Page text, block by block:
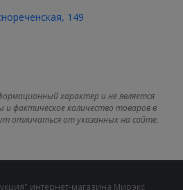
149
характер и не является
фактическое количество товаров в
отличаться от указанных на сайте.
интернет-магазина Мирэкс